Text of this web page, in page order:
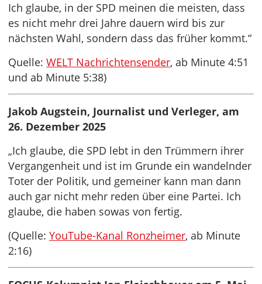
Ich glaube, in der SPD meinen die meisten, dass
es nicht mehr drei Jahre dauern wird bis zur
nächsten Wahl, sondern dass das früher kommt.“
Quelle: WELT Nachrichtensender, ab Minute 4:51
und ab Minute 5:38)
Jakob Augstein, Journalist und Verleger, am
26. Dezember 2025
„Ich glaube, die SPD lebt in den Trümmern ihrer
Vergangenheit und ist im Grunde ein wandelnder
Toter der Politik, und gemeiner kann man dann
auch gar nicht mehr reden über eine Partei. Ich
glaube, die haben sowas von fertig.
(Quelle: YouTube-Kanal Ronzheimer, ab Minute
2:16)